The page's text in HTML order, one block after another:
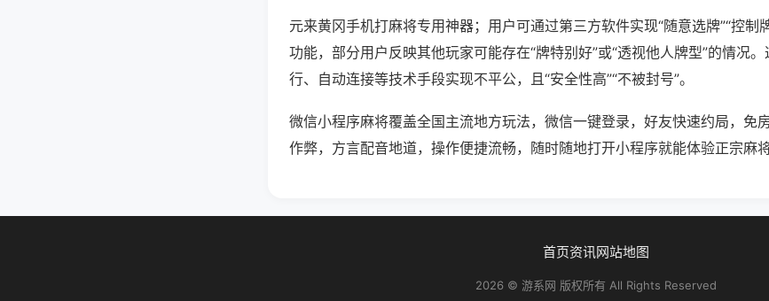
元来黄冈手机打麻将专用神器；用户可通过第三方软件实现“随意选牌”“控制
功能，部分用户反映其他玩家可能存在“牌特别好”或“透视他人牌型”的情况
行、自动连接等技术手段实现不平公，且“安全性高”“不被封号”。
微信小程序麻将覆盖全国主流地方玩法，微信一键登录，好友快速约局，免
作弊，方言配音地道，操作便捷流畅，随时随地打开小程序就能体验正宗麻将
首页资讯网站地图
2026 © 游系网 版权所有 All Rights Reserved